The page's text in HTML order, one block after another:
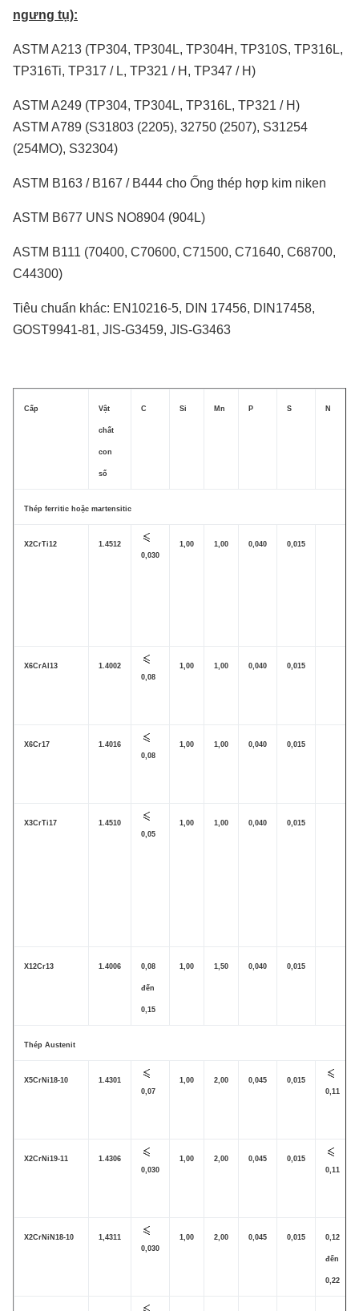
ngưng tụ):
ASTM A213 (TP304, TP304L, TP304H, TP310S, TP316L,
TP316Ti, TP317 / L, TP321 / H, TP347 / H)
ASTM A249 (TP304, TP304L, TP316L, TP321 / H)
ASTM A789 (S31803 (2205), 32750 (2507), S31254
(254MO), S32304)
ASTM B163 / B167 / B444 cho Ống thép hợp kim niken
ASTM B677 UNS NO8904 (904L)
ASTM B111 (70400, C70600, C71500, C71640, C68700,
C44300)
Tiêu chuẩn khác: EN10216-5, DIN 17456, DIN17458,
GOST9941-81, JIS-G3459, JIS-G3463
Cấp Vật
chất
con
số
C Si Mn P S N
Thép ferritic hoặc martensitic
X2CrTi12
1.4512
0,030
1,00 1,00 0,040 0,015
X6CrAl13
1.4002
0,08
1,00 1,00 0,040 0,015
X6Cr17
1.4016
0,08
1,00 1,00 0,040 0,015
X3CrTi17
1.4510
0,05
1,00 1,00 0,040 0,015
X12Cr13 1.4006 0,08
đến
0,15
1,00 1,50 0,040 0,015
Thép Austenit
X5CrNi18-10
1.4301
0,07
1,00 2,00 0,045
0,015
0,11
X2CrNi19-11
1.4306
0,030
1,00 2,00 0,045
0,015
0,11
X2CrNiN18-10
1,4311
0,030
1,00 2,00 0,045 0,015 0,12
đến
0,22